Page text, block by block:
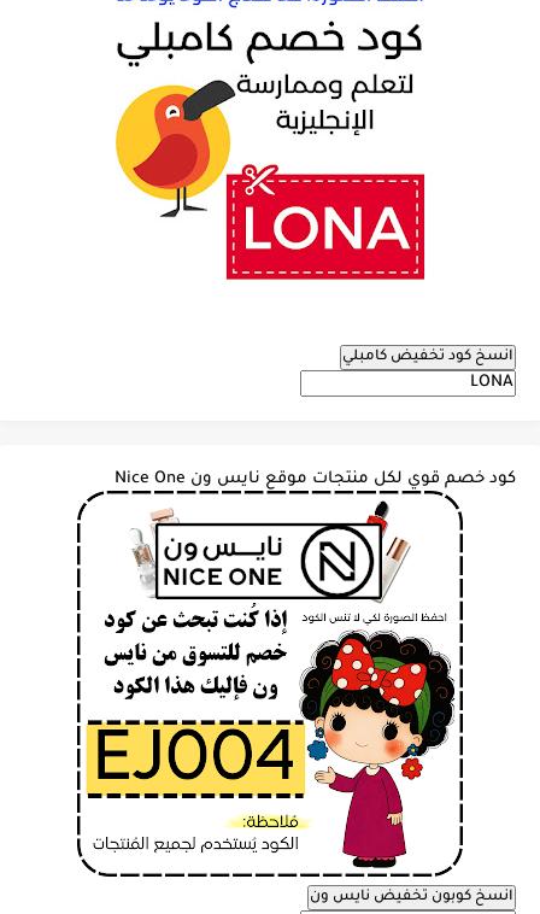
انسخ كود تخفيض كامبلي
كود خصم قوي لكل منتجات موقع نايس ون Nice One
انسخ كوبون تخفيض نايس ون